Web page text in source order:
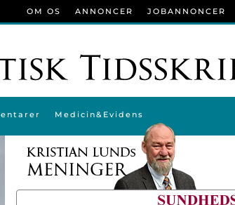
Medicin&Evidens
OM OS ANNONCER JOBANNONCER